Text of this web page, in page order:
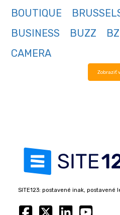
BOUTIQUE
BUSINESS
BUZZ
CAMERA
Zobraziť
SITE123: postavené inak, postavené